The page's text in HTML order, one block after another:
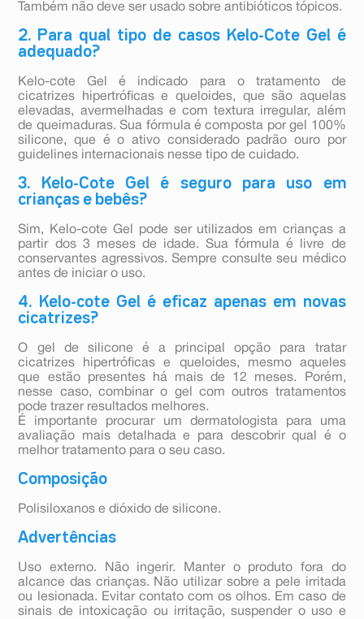
Também não deve ser usado sobre antibióticos tópicos.
2. Para qual tipo de casos Kelo-Cote Gel é
adequado?
Kelo-cote Gel é indicado para o tratamento de
cicatrizes hipertróficas e queloides, que são aquelas
elevadas, avermelhadas e com textura irregular, além
de queimaduras. Sua fórmula é composta por gel 100%
silicone, que é o ativo considerado padrão ouro por
guidelines internacionais nesse tipo de cuidado.
3. Kelo-Cote Gel é seguro para uso em
crianças e bebês?
Sim, Kelo-cote Gel pode ser utilizados em crianças a
partir dos 3 meses de idade. Sua fórmula é livre de
conservantes agressivos. Sempre consulte seu médico
antes de iniciar o uso.
4. Kelo-cote Gel é eficaz apenas em novas
cicatrizes?
O gel de silicone é a principal opção para tratar
cicatrizes hipertróficas e queloides, mesmo aqueles
que estão presentes há mais de 12 meses. Porém,
nesse caso, combinar o gel com outros tratamentos
pode trazer resultados melhores.
É importante procurar um dermatologista para uma
avaliação mais detalhada e para descobrir qual é o
melhor tratamento para o seu caso.
Composição
Polisiloxanos e dióxido de silicone.
Advertências
Uso externo. Não ingerir. Manter o produto fora do
alcance das crianças. Não utilizar sobre a pele irritada
ou lesionada. Evitar contato com os olhos. Em caso de
sinais de intoxicação ou irritação, suspender o uso e